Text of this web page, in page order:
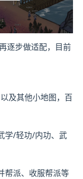
逐步做适配，目前
及其他小地图，百
学/轻功/内功、武
帮派、收服帮派等